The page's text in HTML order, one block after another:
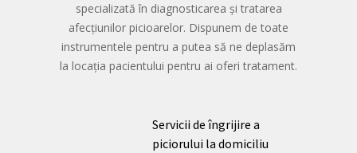
specializată în diagnosticarea și tratarea
afecțiunilor picioarelor. Dispunem de toate
instrumentele pentru a putea să ne deplasăm
la locația pacientului pentru ai oferi tratament.
Servicii de îngrijire a
piciorului la domiciliu